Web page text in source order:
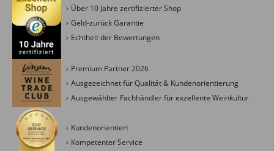
Über 10 Jahre zertifizierter Shop
Geld-zurück Garantie
Echtheit der Bewertungen
Premium Partner 2026
Ausgezeichnet für Qualität & Kundenorientierung
Ausgewählter Fachhändler für exzellente Weinkultur
Kundenorientiert
Kompetenter Service